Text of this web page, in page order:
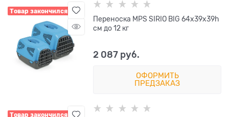
Товар закончился
Переноска MPS SIRIO BIG 64х39х39h
см до 12 кг
2 087 руб.
ОФОРМИТЬ
ПРЕДЗАКАЗ
Товар закончился